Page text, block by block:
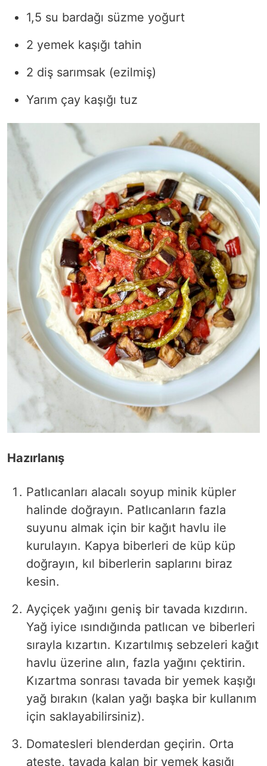
1,5 su bardağı süzme yoğurt
2 yemek kaşığı tahin
2 diş sarımsak (ezilmiş)
Yarım çay kaşığı tuz
Hazırlanış
Patlıcanları alacalı soyup minik küpler
halinde doğrayın. Patlıcanların fazla
suyunu almak için bir kağıt havlu ile
kurulayın. Kapya biberleri de küp küp
doğrayın, kıl biberlerin saplarını biraz
kesin.
Ayçiçek yağını geniş bir tavada kızdırın.
Yağ iyice ısındığında patlıcan ve biberleri
sırayla kızartın. Kızartılmış sebzeleri kağıt
havlu üzerine alın, fazla yağını çektirin.
Kızartma sonrası tavada bir yemek kaşığı
yağ bırakın (kalan yağı başka bir kullanım
için saklayabilirsiniz).
Domatesleri blenderdan geçirin. Orta
ateşte, tavada kalan bir yemek kaşığı